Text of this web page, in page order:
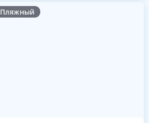
Пляжный